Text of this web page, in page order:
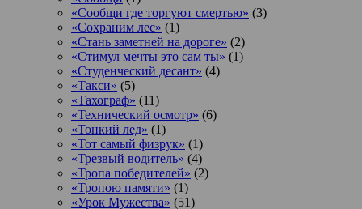
«Сообщи где торгуют смертью» (3)
«Сохраним лес» (1)
«Стань заметней на дороге» (2)
«Стимул мечты это сам ты» (1)
«Студенческий десант» (4)
«Такси» (5)
«Тахограф» (11)
«Технический осмотр» (6)
«Тонкий лед» (1)
«Тот самый физрук» (1)
«Трезвый водитель» (4)
«Тропа победителей» (2)
«Тропою памяти» (1)
«Урок Мужества» (51)